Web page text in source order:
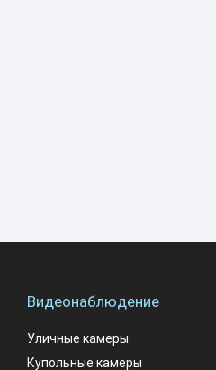
Видеонаблюдение
Уличные камеры
Купольные камеры